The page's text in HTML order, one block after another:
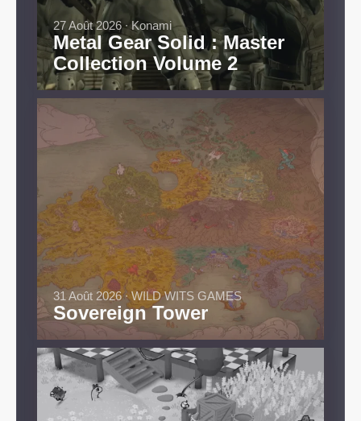
Metal Gear Solid : Master
Collection Volume 2
27 Août 2026 ∙ Konami
Sovereign Tower
31 Août 2026 ∙ WILD WITS GAMES